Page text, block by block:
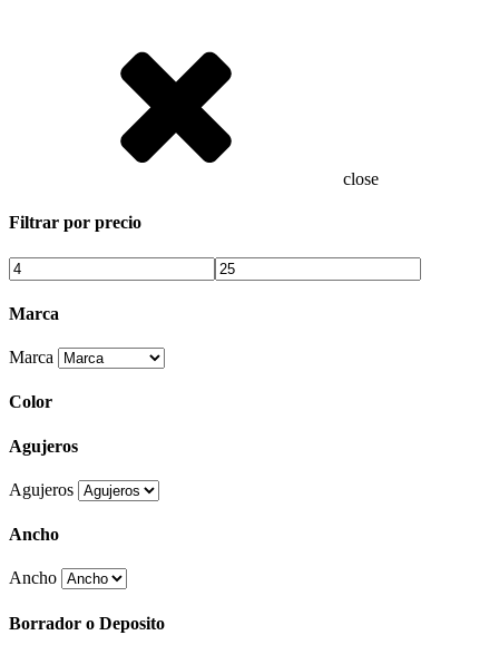
close
Filtrar por precio
Marca
Marca
Color
Agujeros
Agujeros
Ancho
Ancho
Borrador o Deposito